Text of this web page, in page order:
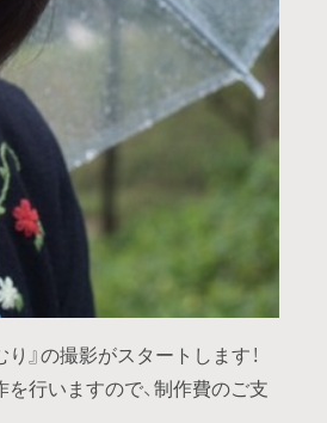
』の撮影がスタートします！
行いますので、制作費のご支